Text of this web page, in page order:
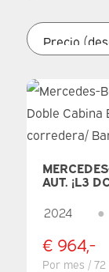
AUT. ¡L3
PERS./
270GR.
2024 ●
€ 964,-
Por mes / 72